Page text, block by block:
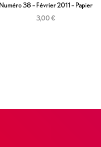
Numéro 38 – Février 2011 – Papier
3,00€